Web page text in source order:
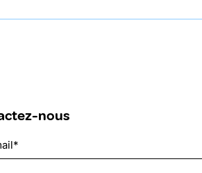
Pas d'excuse : on
nous